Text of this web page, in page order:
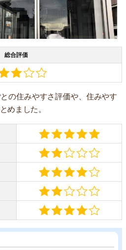
総合評価
の住みやすさ評価や、住みやす
めました。